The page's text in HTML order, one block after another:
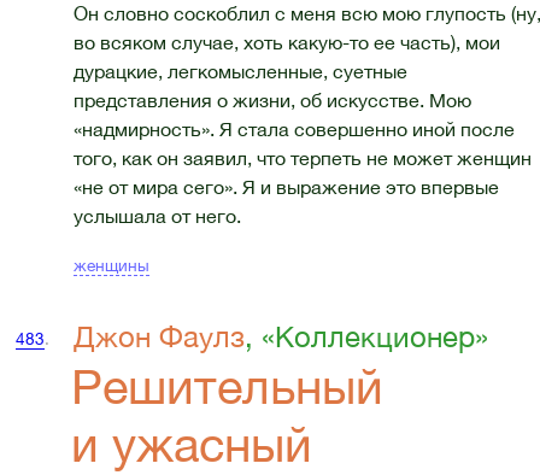
Он словно соскоблил с меня всю мою глупость (ну,
во всяком случае, хоть какую-то ее часть), мои
дурацкие, легкомысленные, суетные
представления о жизни, об искусстве. Мою
«надмирность». Я стала совершенно иной после
того, как он заявил, что терпеть не может женщин
«не от мира сего». Я и выражение это впервые
услышала от него.
женщины
483. Джон Фаулз, «Коллекционер»
Решительный
и ужасный